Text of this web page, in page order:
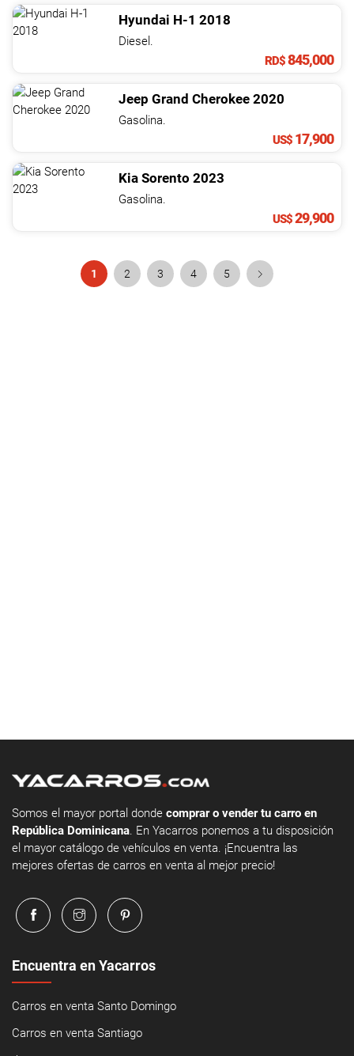
Hyundai H-1 2018
Diesel.
RD$845,000
Jeep Grand Cherokee 2020
Gasolina.
US$ 17,900
Kia Sorento 2023
Gasolina.
US$29,900
1 2 3 4 5
Somos el mayor portal donde comprar o vender tu carro en
República Dominicana. En Yacarros ponemos a tu disposición
el mayor catálogo de vehículos en venta. ¡Encuentra las
mejores ofertas de carros en venta al mejor precio!
Encuentra en Yacarros
Carros en venta Santo Domingo
Carros en venta Santiago